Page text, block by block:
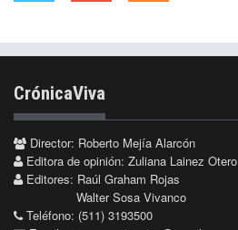
CrónicaViva
Director: Roberto Mejía Alarcón
Editora de opinión: Zuliana Lainez Otero
Editores: Raúl Graham Rojas
Walter Sosa Vivanco
Teléfono: (511) 3193500